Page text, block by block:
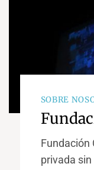
SOBRE
Fundación
privada